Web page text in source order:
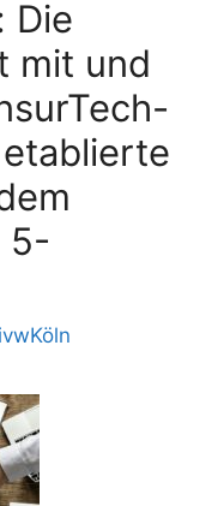
Die
mit und
5-
ivwKöln